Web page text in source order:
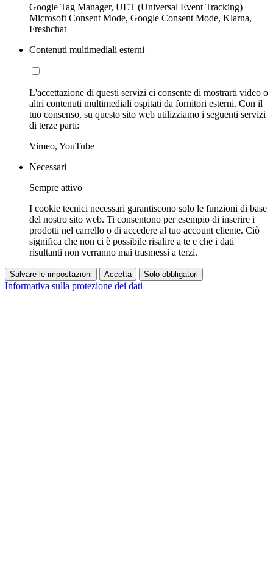
Google Tag Manager, UET (Universal Event Tracking)
Microsoft Consent Mode, Google Consent Mode, Klarna,
Freshchat
Contenuti multimediali esterni
L'accettazione di questi servizi ci consente di mostrarti video o
altri contenuti multimediali ospitati da fornitori esterni. Con il
tuo consenso, su questo sito web utilizziamo i seguenti servizi
di terze parti:
Vimeo, YouTube
Necessari
Sempre attivo
I cookie tecnici necessari garantiscono solo le funzioni di base
del nostro sito web. Ti consentono per esempio di inserire i
prodotti nel carrello o di accedere al tuo account cliente. Ciò
significa che non ci è possibile risalire a te e che i dati
risultanti non verranno mai trasmessi a terzi.
Salvare le impostazioni Accetta Solo obbligatori
Informativa sulla protezione dei dati